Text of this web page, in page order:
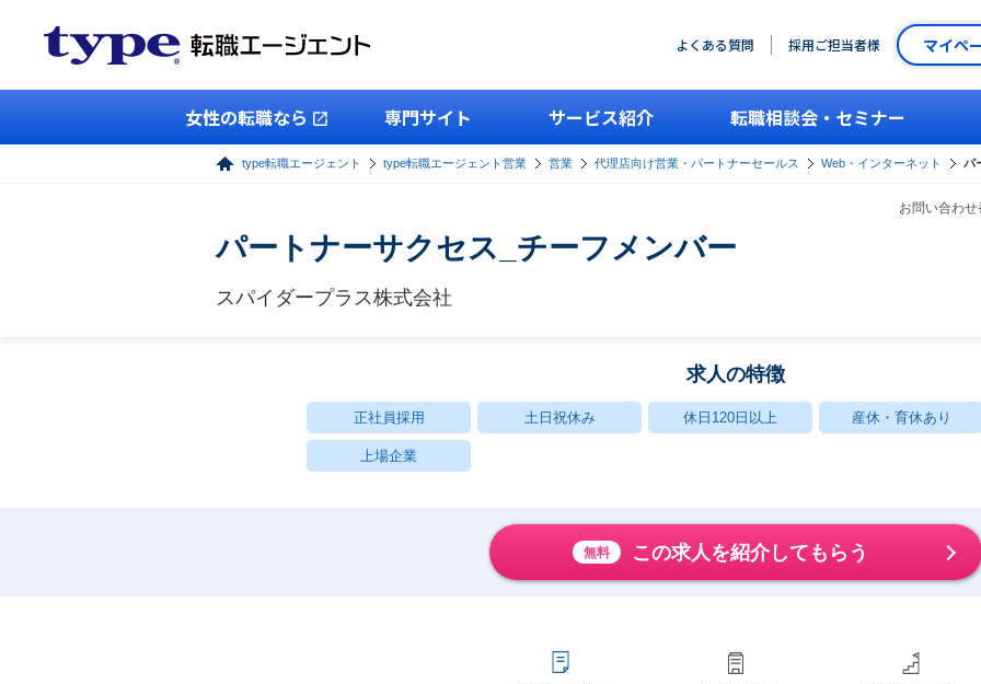
よくある質問 採用ご担当者様 マイペ
女性の転職なら 専門サイト サービス紹介 転職相談会・セミナー
type転職エージェント type転職エージェント営業 営業 代理店向け営業・パートナーセールス Web・インターネット パ
お問い合わ
パートナーサクセス_チーフメンバー
スパイダープラス株式会社
求人の特徴
正社員採用 土日祝休み 休日120日以上 産休・育休あり
上場企業
無料 この求人を紹介してもらう